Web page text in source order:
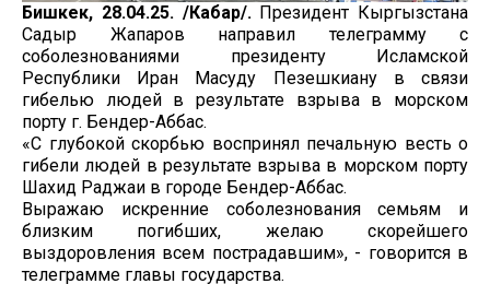
Бишкек, 28.04.25. /Кабар/. Президент Кыргызстана
Садыр Жапаров направил телеграмму с
соболезнованиями президенту Исламской
Республики Иран Масуду Пезешкиану в связи
гибелью людей в результате взрыва в морском
порту г. Бендер-Аббас.
«С глубокой скорбью воспринял печальную весть о
гибели людей в результате взрыва в морском порту
Шахид Раджаи в городе Бендер-Аббас.
Выражаю искренние соболезнования семьям и
близким погибших, желаю скорейшего
выздоровления всем пострадавшим», - говорится в
телеграмме главы государства.